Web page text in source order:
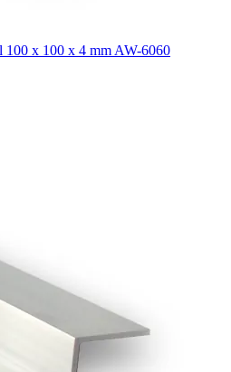
x 100 x 4 mm AW-6060